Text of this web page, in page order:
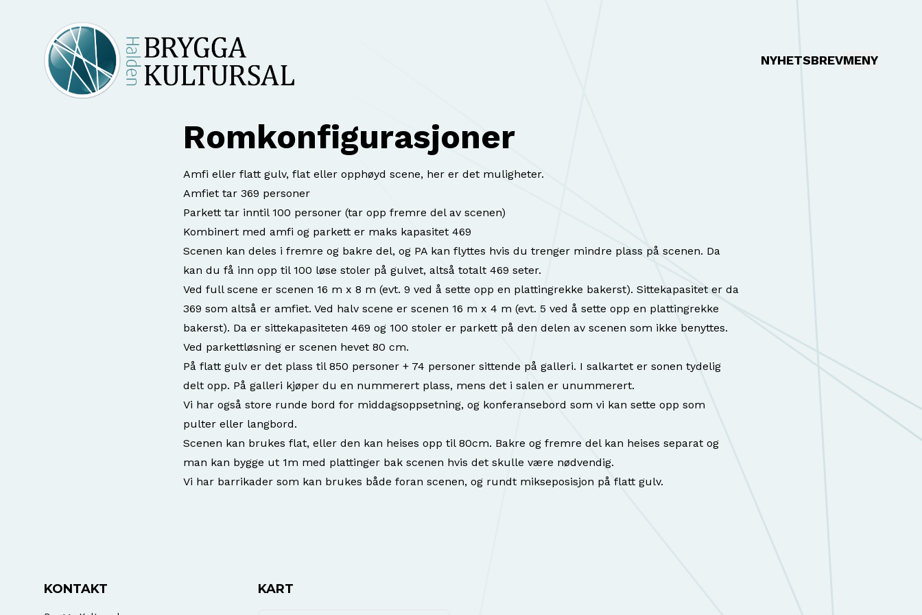
NYHETSBREVMENY
Romkonfigurasjoner
Amfi eller flatt gulv, flat eller opphøyd scene, her er det muligheter.
Amfiet tar 369 personer
Parkett tar inntil 100 personer (tar opp fremre del av scenen)
Kombinert med amfi og parkett er maks kapasitet 469
Scenen kan deles i fremre og bakre del, og PA kan flyttes hvis du trenger mindre plass på scenen. Da
kan du få inn opp til 100 løse stoler på gulvet, altså totalt 469 seter.
Ved full scene er scenen 16 m x 8 m (evt. 9 ved å sette opp en plattingrekke bakerst). Sittekapasitet er da
369 som altså er amfiet. Ved halv scene er scenen 16 m x 4 m (evt. 5 ved å sette opp en plattingrekke
bakerst). Da er sittekapasiteten 469 og 100 stoler er parkett på den delen av scenen som ikke benyttes.
Ved parkettløsning er scenen hevet 80 cm.
På flatt gulv er det plass til 850 personer + 74 personer sittende på galleri. I salkartet er sonen tydelig
delt opp. På galleri kjøper du en nummerert plass, mens det i salen er unummerert.
Vi har også store runde bord for middagsoppsetning, og konferansebord som vi kan sette opp som
pulter eller langbord.
Scenen kan brukes flat, eller den kan heises opp til 80cm. Bakre og fremre del kan heises separat og
man kan bygge ut 1m med plattinger bak scenen hvis det skulle være nødvendig.
Vi har barrikader som kan brukes både foran scenen, og rundt mikseposisjon på flatt gulv.
KONTAKT KART